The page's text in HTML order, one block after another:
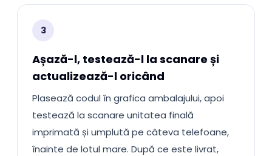
3
Așază-l, testează-l la scanare și
actualizează-l oricând
Plasează codul în grafica ambalajului, apoi
testează la scanare unitatea finală
imprimată și umplută pe câteva telefoane,
înainte de lotul mare. După ce este livrat,